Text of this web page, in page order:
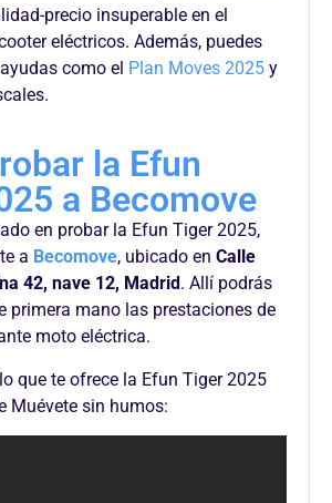
precio insuperable en el
eléctricos. Además, puedes
como el Plan Moves 2025 y
la Efun
a Becomove
en probar la Efun Tiger 2025,
a Becomove, ubicado en Calle
42, nave 12, Madrid. Allí podrás
primera mano las prestaciones de
moto eléctrica.
que te ofrece la Efun Tiger 2025
Muévete sin humos: